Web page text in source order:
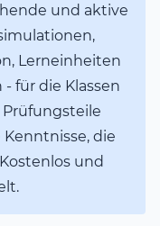
und aktive
Lerneinheiten
für die Klassen
Prüfungsteile
die
und